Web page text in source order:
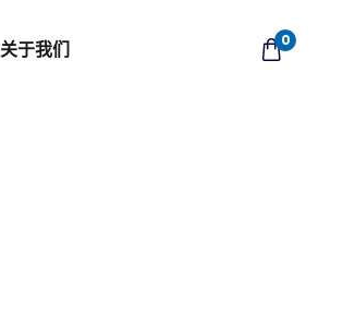
关于我们 0